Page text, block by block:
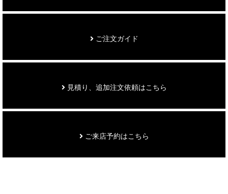
ご注文ガイド
見積り、追加注文依頼はこちら
ご来店予約はこちら